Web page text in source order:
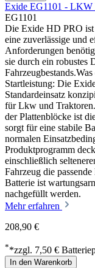
Exide EG1101 - LKW
EG1101
Die Exide HD PRO ist
eine zuverlässige und
Anforderungen
sie durch ein robustes
Startleistung: Die
Standardeinsatz
für Lkw und
der Plattenblöcke ist
sorgt für eine stabile
normalen
Produktprogramm
einschließlich
Fahrzeug die
Batterie ist
nachgefüllt werden.
Mehr erfahren
208,90 €
**zzgl. 7,50 €
In den Warenkorb